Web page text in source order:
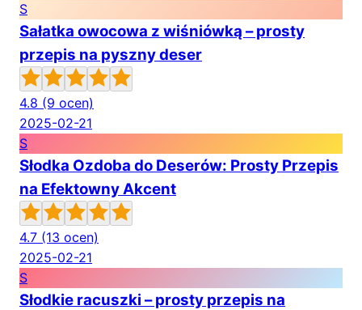
S
Sałatka owocowa z wiśniówką – prosty
przepis na pyszny deser
4.8 (9 ocen)
2025-02-21
S
Słodka Ozdoba do Deserów: Prosty Przepis
na Efektowny Akcent
4.7 (13 ocen)
2025-02-21
S
Słodkie racuszki – prosty przepis na